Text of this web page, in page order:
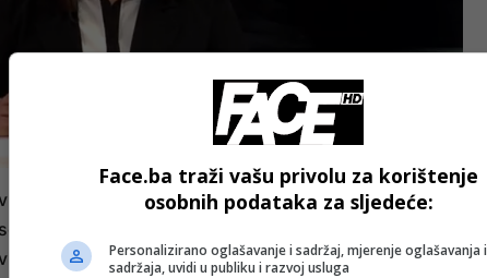
teške krađe iz više automobila u naselju Plandište, iz
Otes, kao i da su otuđili napojni bakarni kabl s
Kolonije do Hrasnice.
Face.ba traži vašu privolu za korištenje
osobnih podataka za sljedeće:
Personalizirano oglašavanje i sadržaj, mjerenje oglašavanja i
sadržaja, uvidi u publiku i razvoj usluga